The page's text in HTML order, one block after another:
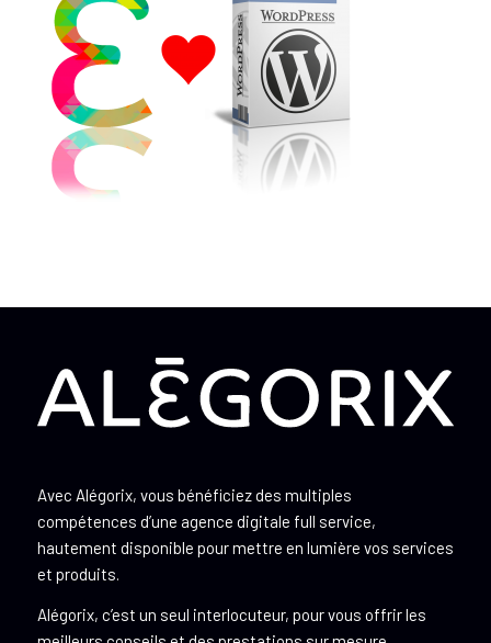
Avec Alégorix, vous bénéficiez des multiples
compétences d’une agence digitale full service,
hautement disponible pour mettre en lumière vos services
et produits.
Alégorix, c’est un seul interlocuteur, pour vous offrir les